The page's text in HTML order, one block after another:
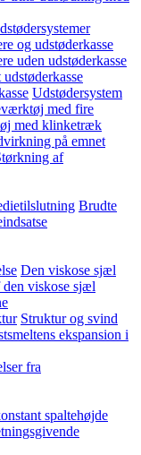
og udstøderkasse
uden udstøderkasse
Udstødersystem
med fire
med klinketræk
på emnet
af
Brudte
Den viskose sjæl
viskose sjæl
Struktur og svind
ekspansion i
fra
spaltehøjde